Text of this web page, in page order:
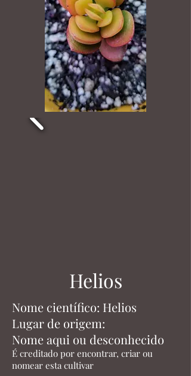
Helios
Nome científico: Helios
Lugar de origem:
Nome aqui ou desconhecido
É creditado por encontrar, criar ou
nomear esta cultivar